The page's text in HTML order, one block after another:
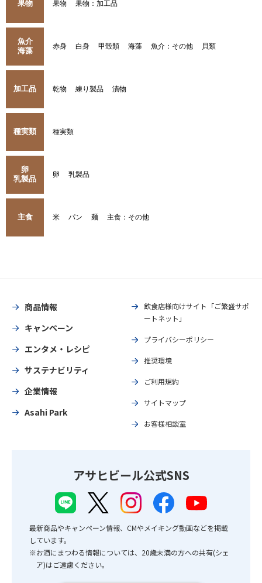
果物 果物 果物：加工品
魚介
海藻
赤身 白身 甲殻類 海藻 魚介：その他 貝類
加工品 乾物 練り製品 漬物
種実類 種実類
卵
乳製品
卵 乳製品
主食 米 パン 麺 主食：その他
商品情報
キャンペーン
エンタメ・レシピ
サステナビリティ
企業情報
Asahi Park
飲食店様向けサイト「ご繁盛サポ
ートネット」
プライバシーポリシー
推奨環境
ご利用規約
サイトマップ
お客様相談室
アサヒビール公式SNS
最新商品やキャンペーン情報、CMやメイキング動画などを掲載
しています。
※お酒にまつわる情報については、20歳未満の方への共有(シェ
ア)はご遠慮ください。